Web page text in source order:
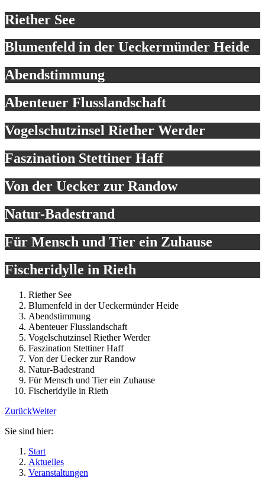
Riether See
Blumenfeld in der Ueckermünder Heide
Abendstimmung
Abenteuer Flusslandschaft
Vogelschutzinsel Riether Werder
Faszination Stettiner Haff
Von der Uecker zur Randow
Natur-Badestrand
Für Mensch und Tier ein Zuhause
Fischeridylle in Rieth
Riether See
Blumenfeld in der Ueckermünder Heide
Abendstimmung
Abenteuer Flusslandschaft
Vogelschutzinsel Riether Werder
Faszination Stettiner Haff
Von der Uecker zur Randow
Natur-Badestrand
Für Mensch und Tier ein Zuhause
Fischeridylle in Rieth
ZurückWeiter
Sie sind hier:
Start
Aktuelles
Veranstaltungen